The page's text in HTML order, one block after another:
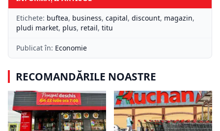
Etichete: buftea, business, capital, discount, magazin,
pludi market, plus, retail, titu
Publicat în: Economie
RECOMANDĂRILE NOASTRE